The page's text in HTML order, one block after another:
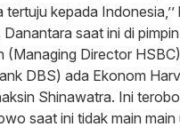
kepada
saat ini di
(Managing Director
DBS) ada Ekonom
Shinawatra. Ini
saat ini tidak main main